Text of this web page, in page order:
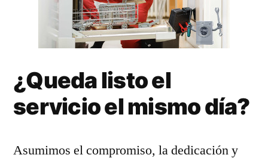
¿Queda listo el
servicio el mismo día?
Asumimos el compromiso, la dedicación y